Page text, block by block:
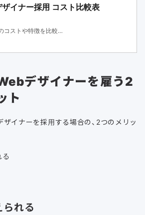
イナー採用 コスト比較表
コストや特徴を比較
の選び方
デザイナーを雇う2
ト
イナーを採用する場合の、2つのメリッ
れる